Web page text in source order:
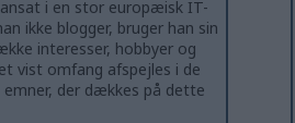
i en stor europæisk IT-
ikke blogger, bruger han sin
interesser, hobbyer og
vist omfang afspejles i de
emner, der dækkes på dette